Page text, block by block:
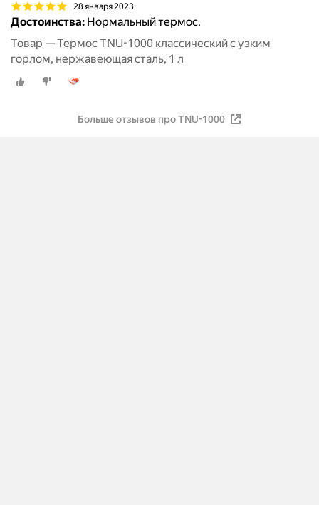
28 января 2023
Достоинства: Нормальный термос.
Товар — Термос TNU-1000 классический с узким
горлом, нержавеющая сталь, 1 л
Больше отзывов про TNU-1000